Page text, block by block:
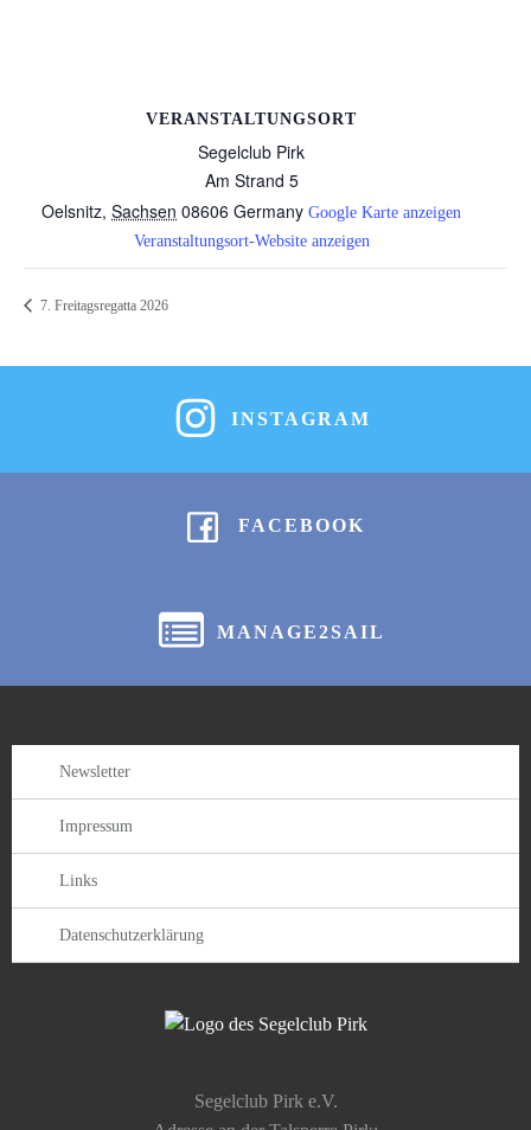
VERANSTALTUNGSORT
Segelclub Pirk
Am Strand 5
Oelsnitz, Sachsen 08606 Germany Google Karte anzeigen
Veranstaltungsort-Website anzeigen
7. Freitagsregatta 2026
INSTAGRAM
FACEBOOK
MANAGE2SAIL
Segelclub Pirk e.V.
Newsletter
Impressum
Links
Datenschutzerklärung